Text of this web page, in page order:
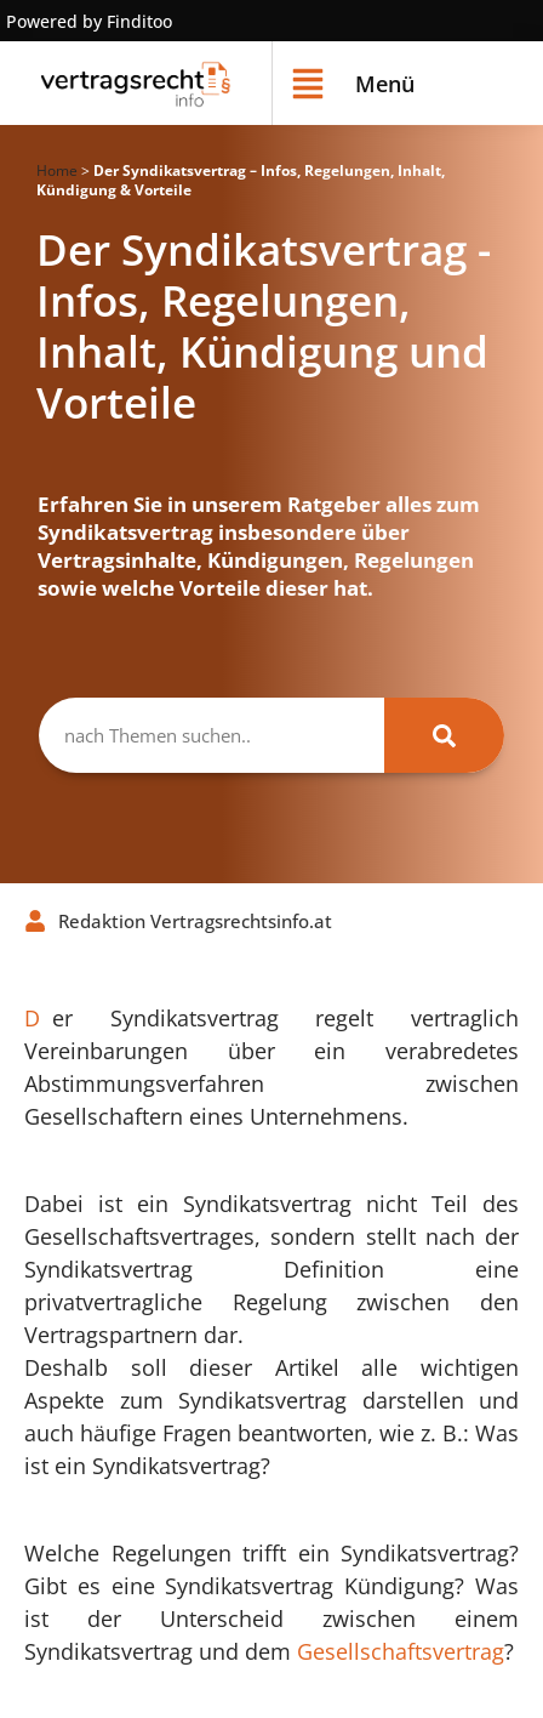
Powered by Finditoo
Menü
Home > Der Syndikatsvertrag – Infos, Regelungen, Inhalt,
Kündigung & Vorteile
Der Syndikatsvertrag -
Infos, Regelungen,
Inhalt, Kündigung und
Vorteile
Erfahren Sie in unserem Ratgeber alles zum
Syndikatsvertrag insbesondere über
Vertragsinhalte, Kündigungen, Regelungen
sowie welche Vorteile dieser hat.
Redaktion Vertragsrechtsinfo.at
D er Syndikatsvertrag regelt vertraglich
Vereinbarungen über ein verabredetes
Abstimmungsverfahren zwischen
Gesellschaftern eines Unternehmens.
Dabei ist ein Syndikatsvertrag nicht Teil des
Gesellschaftsvertrages, sondern stellt nach der
Syndikatsvertrag Definition eine
privatvertragliche Regelung zwischen den
Vertragspartnern dar.
Deshalb soll dieser Artikel alle wichtigen
Aspekte zum Syndikatsvertrag darstellen und
auch häufige Fragen beantworten, wie z. B.: Was
ist ein Syndikatsvertrag?
Welche Regelungen trifft ein Syndikatsvertrag?
Gibt es eine Syndikatsvertrag Kündigung? Was
ist der Unterscheid zwischen einem
Syndikatsvertrag und dem Gesellschaftsvertrag?